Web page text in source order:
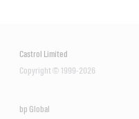
Castrol Limited
Copyright © 1999-2026
bp Global